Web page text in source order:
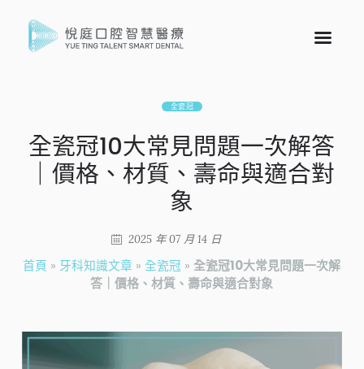
全瓷冠
全瓷冠10大常見問題一次解答
｜價格、材質、壽命與適合對
象
2025 年 07 月 14 日
首頁 » 牙科知識文章 »全瓷冠 » 全瓷冠10大常見問題一次解
答｜價格、材質、壽命與適合對象